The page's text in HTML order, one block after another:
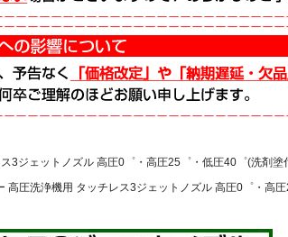
3ジェットノズル 高圧0゜・高圧25゜・低圧40゜(洗剤
高圧洗浄機用 タッチレス3ジェットノズル 高圧0゜・高